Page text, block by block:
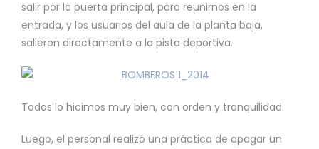
salir por la puerta principal, para reunirnos en la
entrada, y los usuarios del aula de la planta baja,
salieron directamente a la pista deportiva.
Todos lo hicimos muy bien, con orden y tranquilidad.
Luego, el personal realizó una práctica de apagar un